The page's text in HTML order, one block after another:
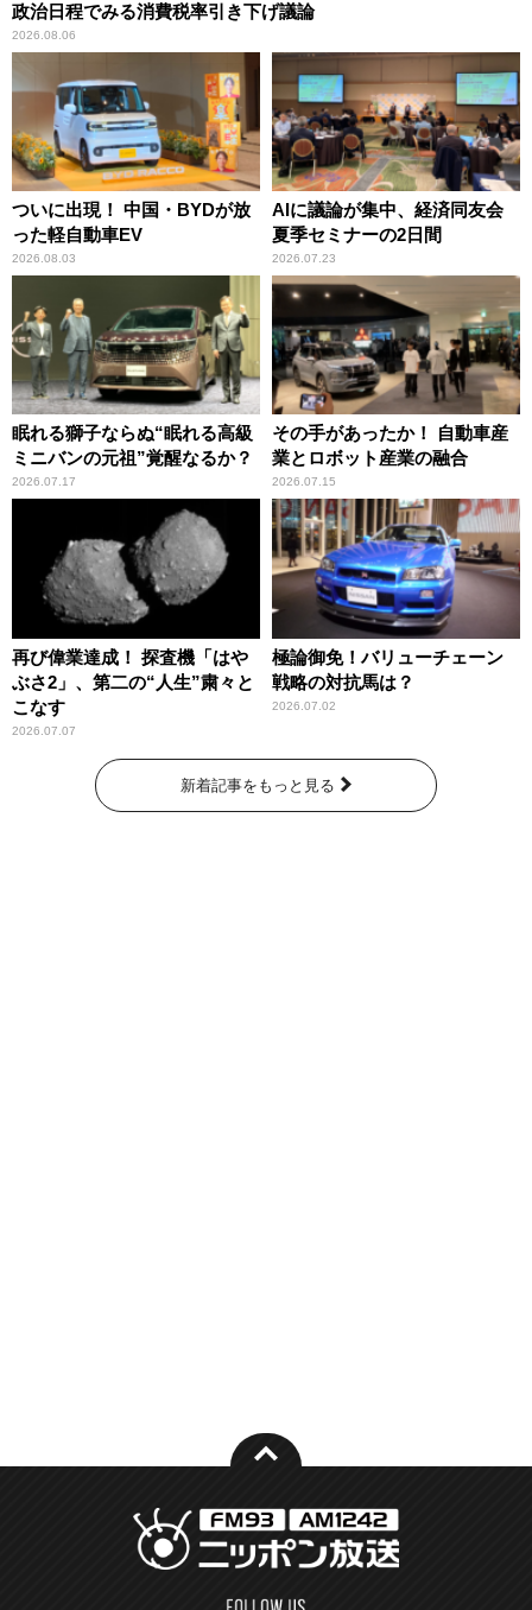
政治日程でみる消費税率引き下げ議論
2026.08.06
ついに出現！ 中国・BYDが放
った軽自動車EV
2026.08.03
AIに議論が集中、経済同友会
夏季セミナーの2日間
2026.07.23
眠れる獅子ならぬ“眠れる高級
ミニバンの元祖”覚醒なるか？
2026.07.17
その手があったか！ 自動車産
業とロボット産業の融合
2026.07.15
再び偉業達成！ 探査機「はや
ぶさ2」、第二の“人生”粛々と
こなす
2026.07.07
極論御免！バリューチェーン
戦略の対抗馬は？
2026.07.02
新着記事をもっと見る